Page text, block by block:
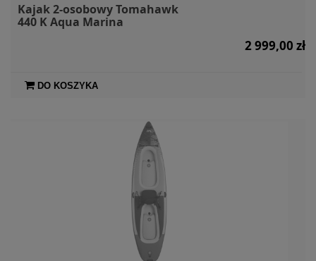
Kajak 2-osobowy Tomahawk
440 K Aqua Marina
2 999,00 zł
DO KOSZYKA